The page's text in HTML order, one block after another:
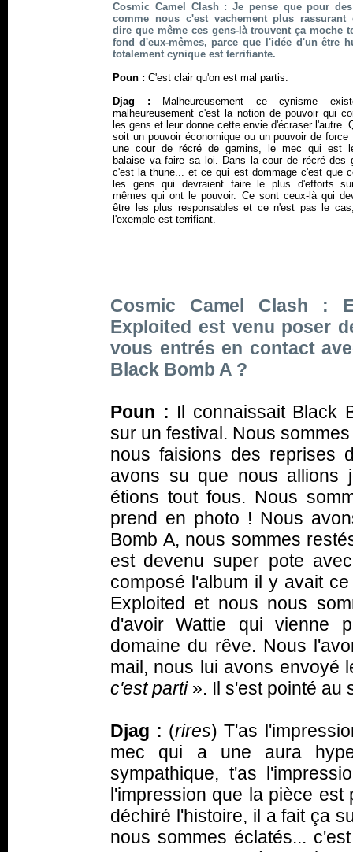
Cosmic Camel Clash : Je pense que pour
comme nous c'est vachement plus rassurant
dire que même ces gens-là trouvent ça moche
fond d'eux-mêmes, parce que l'idée d'un être
totalement cynique est terrifiante.
Poun : C'est clair qu'on est mal partis.
Djag :
Malheureusement ce cynisme
malheureusement c'est la notion de pouvoir qui
les gens et leur donne cette envie d'écraser l'autre.
soit un pouvoir économique ou un pouvoir de force
une cour de récré de gamins, le mec qui est
balaise va faire sa loi. Dans la cour de récré des
c'est la thune... et ce qui est dommage c'est que
les gens qui devraient faire le plus d'efforts
mêmes qui ont le pouvoir. Ce sont ceux-là qui
être les plus responsables et ce n'est pas le
l'exemple est terrifiant.
Cosmic Camel Clash :
Exploited est venu poser
vous entrés en contact
Black Bomb A ?
Poun : Il connaissait Black
sur un festival. Nous
nous faisions des reprises
avons su que nous allions
étions tout fous. Nous
prend en photo ! Nous
Bomb A, nous sommes
est devenu super pote
composé l'album il y avait
Exploited et nous nous
d'avoir Wattie qui vienne
domaine du rêve. Nous
mail, nous lui avons envoyé
c'est parti ». Il s'est pointé au
Djag : (rires) T'as
mec qui a une aura
sympathique, t'as
l'impression que la pièce
déchiré l'histoire, il a fait ça
nous sommes éclatés...